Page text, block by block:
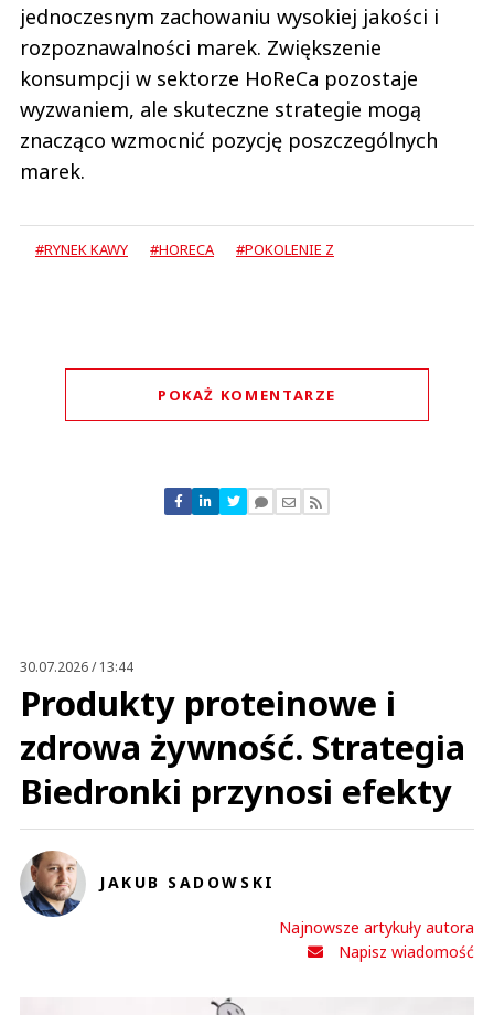
jednoczesnym zachowaniu wysokiej jakości i
rozpoznawalności marek. Zwiększenie
konsumpcji w sektorze HoReCa pozostaje
wyzwaniem, ale skuteczne strategie mogą
znacząco wzmocnić pozycję poszczególnych
marek.
#RYNEK KAWY #HORECA #POKOLENIE Z
POKAŻ KOMENTARZE
Nie znaleziono komentarzy
Zostaw swoje komentarze
30.07.2026 / 13:44
Produkty proteinowe i
zdrowa żywność. Strategia
Biedronki przynosi efekty
JAKUB SADOWSKI
Najnowsze artykuły autora
Napisz wiadomość